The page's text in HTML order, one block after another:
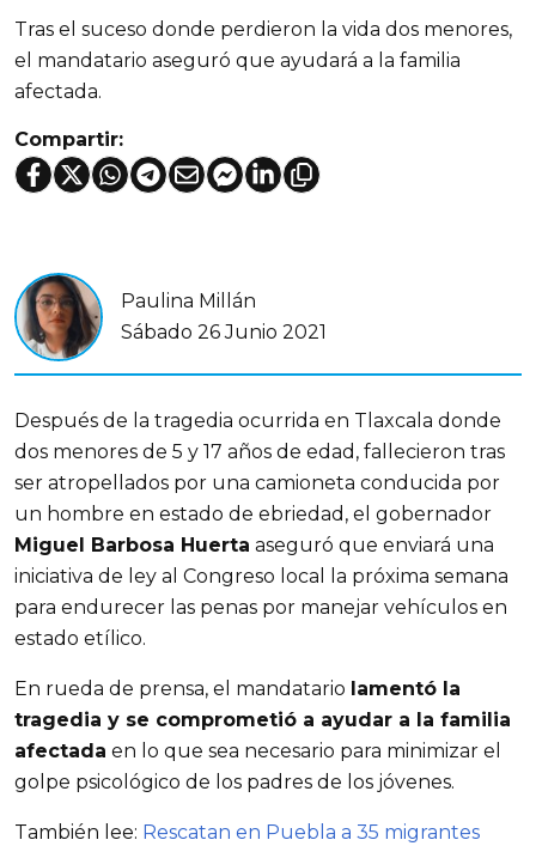
Tras el suceso donde perdieron la vida dos menores,
el mandatario aseguró que ayudará a la familia
afectada.
Compartir:
Paulina Millán
Sábado 26 Junio 2021
Después de la tragedia ocurrida en Tlaxcala donde
dos menores de 5 y 17 años de edad, fallecieron tras
ser atropellados por una camioneta conducida por
un hombre en estado de ebriedad, el gobernador
Miguel Barbosa Huerta aseguró que enviará una
iniciativa de ley al Congreso local la próxima semana
para endurecer las penas por manejar vehículos en
estado etílico.
En rueda de prensa, el mandatario lamentó la
tragedia y se comprometió a ayudar a la familia
afectada en lo que sea necesario para minimizar el
golpe psicológico de los padres de los jóvenes.
También lee: Rescatan en Puebla a 35 migrantes